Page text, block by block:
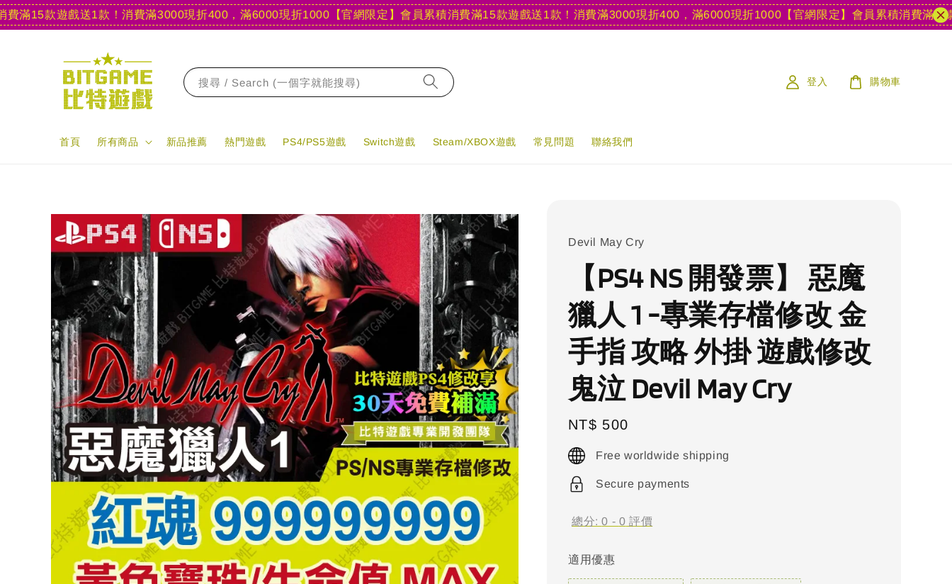
款遊戲送1款！消費滿3000現折400，滿6000現折1000【官網限定】會員累積消費滿15款遊戲送1款！消費滿3000現折400，滿6000現折1000【官網限定】會員累積消費滿15款遊
搜尋 / Search (一個字就能搜尋)
首頁 所有商品 新品推薦 熱門遊戲 PS4/PS5遊戲 Switch遊戲 Steam/XBOX遊戲 常見問題 聯絡我們
登入 購物車
Devil May Cry
【PS4 NS 開發票】 惡魔
獵人 1 -專業存檔修改 金
手指 攻略 外掛 遊戲修改
鬼泣 Devil May Cry
Regular
price
NT$ 500
Free worldwide shipping
Secure payments
總分:0 - 0 評價
適用優惠